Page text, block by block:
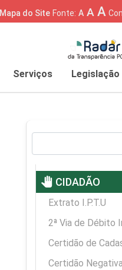
Mapa do Site Fonte: A A A
Serviços Legislação
pan_tool CIDADÃO
Extrato I.P.T.U
2ª Via de Débito
Certidão de
Certidão